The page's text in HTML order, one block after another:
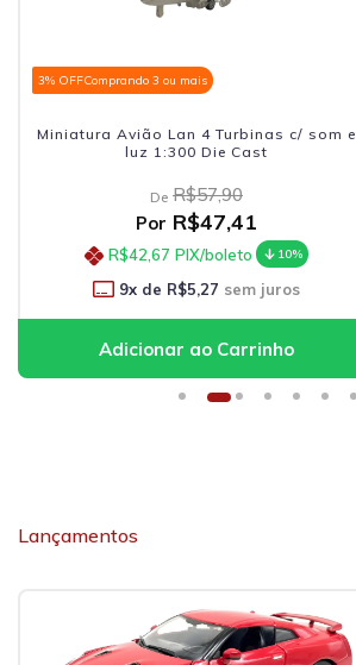
3% OFFComprando 3 ou mais
Miniatura Avião Lan 4 Turbinas c/ som e
luz 1:300 Die Cast
De R$57,90
Por R$47,41
R$42,67 PIX/boleto 10%
9x de R$5,27 sem juros
Lançamentos